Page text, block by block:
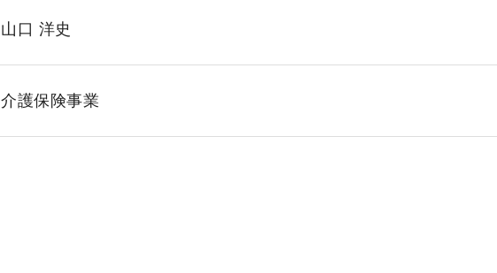
山口 洋史
介護保険事業